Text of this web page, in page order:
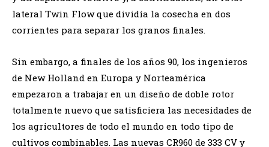
lateral Twin Flow que dividía la cosecha en dos
corrientes para separar los granos finales.
Sin embargo, a finales de los años 90, los ingenieros
de New Holland en Europa y Norteamérica
empezaron a trabajar en un diseño de doble rotor
totalmente nuevo que satisficiera las necesidades de
los agricultores de todo el mundo en todo tipo de
cultivos combinables. Las nuevas CR960 de 333 CV y